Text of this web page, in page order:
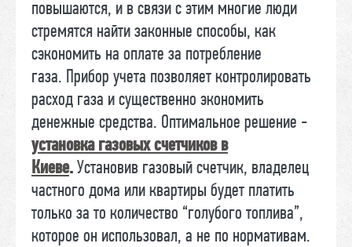
повышаются, и в связи с этим многие люди
стремятся найти законные способы, как
сэкономить на оплате за потребление
газа. Прибор учета позволяет контролировать
расход газа и существенно экономить
денежные средства. Оптимальное решение -
установка газовых счетчиков в
Киеве. Установив газовый счетчик, владелец
частного дома или квартиры будет платить
только за то количество “голубого топлива”,
которое он использовал, а не по нормативам.